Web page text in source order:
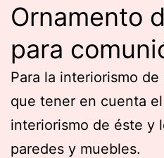
Ornamento
para
Para la interiorismo
que tener en cuenta el
interiorismo de éste y
paredes y muebles.